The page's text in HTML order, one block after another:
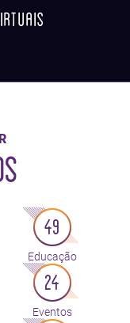
49
Educação
24
Eventos